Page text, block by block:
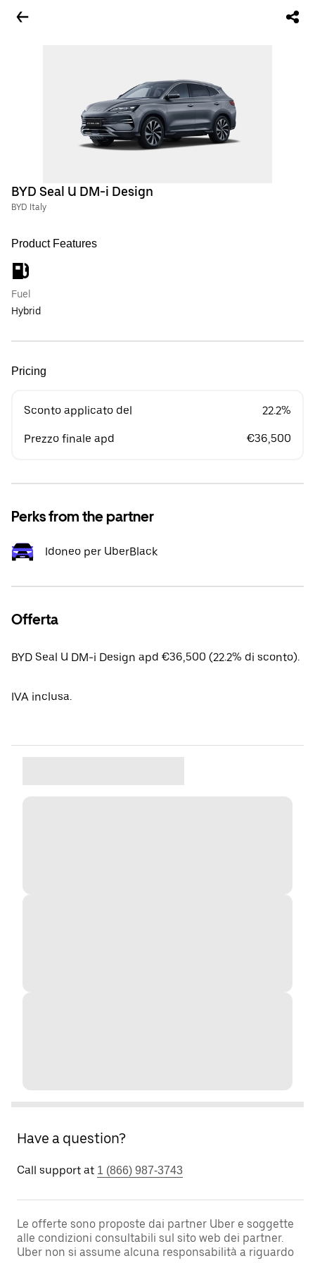
BYD Seal U DM-i Design
BYD Italy
Product Features
Fuel
Hybrid
Pricing
Sconto applicato del 22.2%
Prezzo finale apd €36,500
Perks from the partner
Idoneo per UberBlack
Offerta
BYD Seal U DM-i Design apd €36,500 (22.2% di sconto).
IVA inclusa.
Have a question?
Call support at 1 (866) 987-3743
Le offerte sono proposte dai partner Uber e soggette
alle condizioni consultabili sul sito web dei partner.
Uber non si assume alcuna responsabilità a riguardo